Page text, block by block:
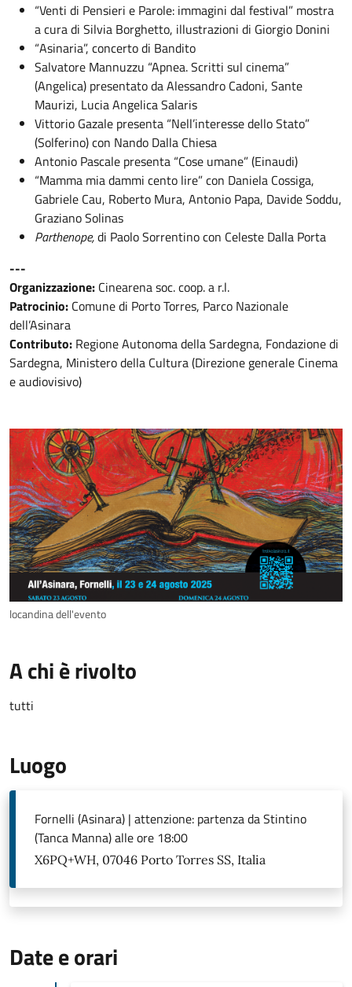
“Venti di Pensieri e Parole: immagini dal festival” mostra
a cura di Silvia Borghetto, illustrazioni di Giorgio Donini
“Asinaria”, concerto di Bandito
Salvatore Mannuzzu “Apnea. Scritti sul cinema”
(Angelica) presentato da Alessandro Cadoni, Sante
Maurizi, Lucia Angelica Salaris
Vittorio Gazale presenta “Nell’interesse dello Stato”
(Solferino) con Nando Dalla Chiesa
Antonio Pascale presenta “Cose umane” (Einaudi)
“Mamma mia dammi cento lire” con Daniela Cossiga,
Gabriele Cau, Roberto Mura, Antonio Papa, Davide Soddu,
Graziano Solinas
Parthenope,di Paolo Sorrentino con Celeste Dalla Porta
---
Organizzazione: Cinearena soc. coop. a r.l.
Patrocinio: Comune di Porto Torres, Parco Nazionale
dell’Asinara
Contributo: Regione Autonoma della Sardegna, Fondazione di
Sardegna, Ministero della Cultura (Direzione generale Cinema
e audiovisivo)
locandina dell'evento
A chi è rivolto
tutti
Luogo
Fornelli (Asinara) | attenzione: partenza da Stintino
(Tanca Manna) alle ore 18:00
X6PQ+WH, 07046 Porto Torres SS, Italia
Date e orari